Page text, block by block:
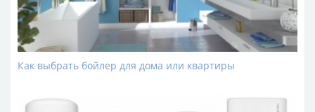
Как выбрать бойлер для дома или квартиры